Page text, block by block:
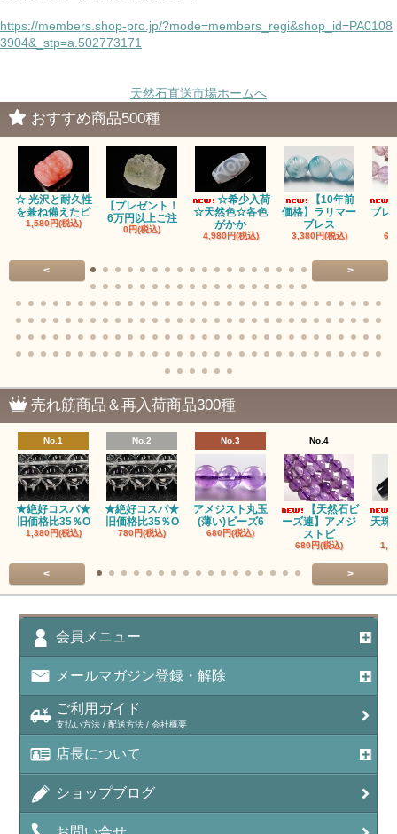
https://members.shop-pro.jp/?mode=members_regi&shop_id=PA0108
3904&_stp=a.502773171
天然石直送市場ホームへ
おすすめ商品500種
☆ 光沢と耐久性
を兼ね備えたピ
1,580円(税込)
【プレゼント！
6万円以上ご注
0円(税込)
☆希少入荷
☆天然色☆各色
がかか
4,980円(税込)
【10年前
価格】ラリマー
ブレス
3,380円(税込)
ブ
< >
売れ筋商品＆再入荷商品300種
No.1
★絶好コスパ★
旧価格比35％O
1,380円(税込)
No.2
★絶好コスパ★
旧価格比35％O
780円(税込)
No.3
アメジスト丸玉
(薄い)ビーズ6
680円(税込)
No.4
【天然石ビ
ーズ連】アメジ
ストビ
680円(税込)
天珠
< >
会員メニュー
メールマガジン登録・解除
ご利用ガイド
支払い方法 / 配送方法 / 会社概要
店長について
ショップブログ